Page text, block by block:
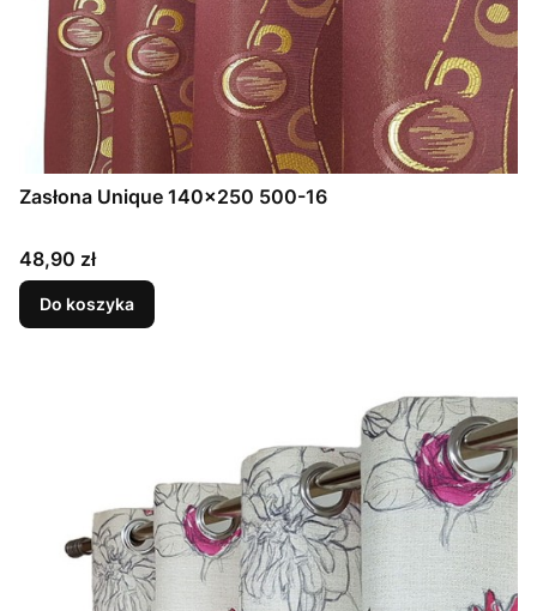
Zasłona Unique 140x250 500-16
Cena
48,90 zł
Do koszyka